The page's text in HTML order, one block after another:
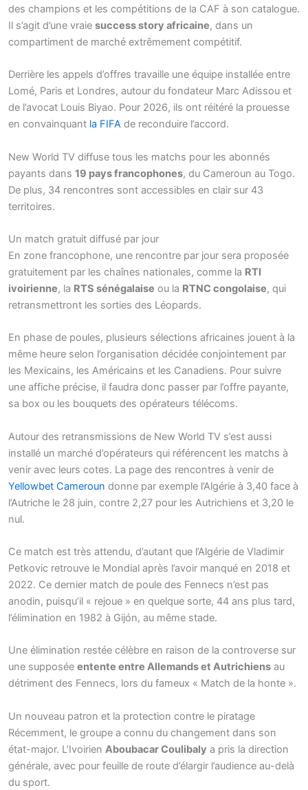
des champions et les compétitions de la CAF à son catalogue.
Il s’agit d’une vraie success story africaine, dans un
compartiment de marché extrêmement compétitif.
Derrière les appels d’offres travaille une équipe installée entre
Lomé, Paris et Londres, autour du fondateur Marc Adissou et
de l’avocat Louis Biyao. Pour 2026, ils ont réitéré la prouesse
en convainquant la FIFA de reconduire l’accord.
New World TV diffuse tous les matchs pour les abonnés
payants dans 19 pays francophones, du Cameroun au Togo.
De plus, 34 rencontres sont accessibles en clair sur 43
territoires.
Un match gratuit diffusé par jour
En zone francophone, une rencontre par jour sera proposée
gratuitement par les chaînes nationales, comme la RTI
ivoirienne, la RTS sénégalaise ou la RTNC congolaise, qui
retransmettront les sorties des Léopards.
En phase de poules, plusieurs sélections africaines jouent à la
même heure selon l’organisation décidée conjointement par
les Mexicains, les Américains et les Canadiens. Pour suivre
une affiche précise, il faudra donc passer par l’offre payante,
sa box ou les bouquets des opérateurs télécoms.
Autour des retransmissions de New World TV s’est aussi
installé un marché d’opérateurs qui référencent les matchs à
venir avec leurs cotes. La page des rencontres à venir de
Yellowbet Cameroun donne par exemple l’Algérie à 3,40 face à
l’Autriche le 28 juin, contre 2,27 pour les Autrichiens et 3,20 le
nul.
Ce match est très attendu, d’autant que l’Algérie de Vladimir
Petkovic retrouve le Mondial après l’avoir manqué en 2018 et
2022. Ce dernier match de poule des Fennecs n’est pas
anodin, puisqu’il « rejoue » en quelque sorte, 44 ans plus tard,
l’élimination en 1982 à Gijón, au même stade.
Une élimination restée célèbre en raison de la controverse sur
une supposée entente entre Allemands et Autrichiens au
détriment des Fennecs, lors du fameux « Match de la honte ».
Un nouveau patron et la protection contre le piratage
Récemment, le groupe a connu du changement dans son
état-major. L’Ivoirien Aboubacar Coulibaly a pris la direction
générale, avec pour feuille de route d’élargir l’audience au-delà
du sport.